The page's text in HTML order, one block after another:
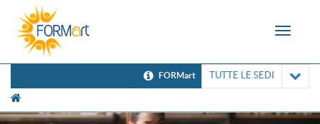
Toggle
FORMart TUTTE LE SEDI